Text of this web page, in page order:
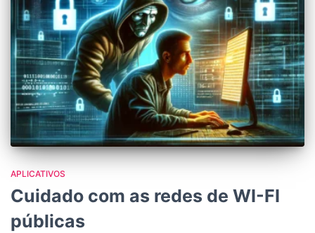
APLICATIVOS
Cuidado com as redes de WI-FI
públicas